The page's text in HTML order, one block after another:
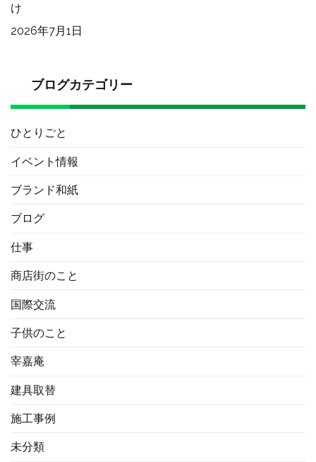
け
2026年7月1日
ブログカテゴリー
ひとりごと
イベント情報
ブランド和紙
ブログ
仕事
商店街のこと
国際交流
子供のこと
宰嘉庵
建具取替
施工事例
未分類